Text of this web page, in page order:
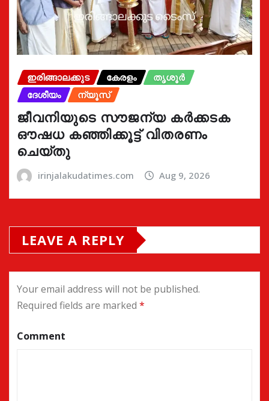
ഇരിങ്ങാലക്കുട കേരളം
തൃശൂർ
ദേശീയം
ന്യൂസ്
ജീവനിയുടെ സൗജന്യ കർക്കടക
ഔഷധ കഞ്ഞിക്കൂട്ട് വിതരണം
ചെയ്തു
irinjalakudatimes.com Aug 9, 2026
LEAVE A REPLY
Your email address will not be published.
Required fields are marked *
Comment